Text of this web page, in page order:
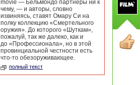
movie — Бельмондо партнеры ни к
чему, — и авторы, словно
извиняясь, ставят Омару Си на
полку коллекцию «Смертельного
оружия». До которого «Шуткам»,
пожалуй, так же далеко, как и
до «Профессионала», но в этой
провинциальной честности есть
что-то обезоруживающее.
полный текст